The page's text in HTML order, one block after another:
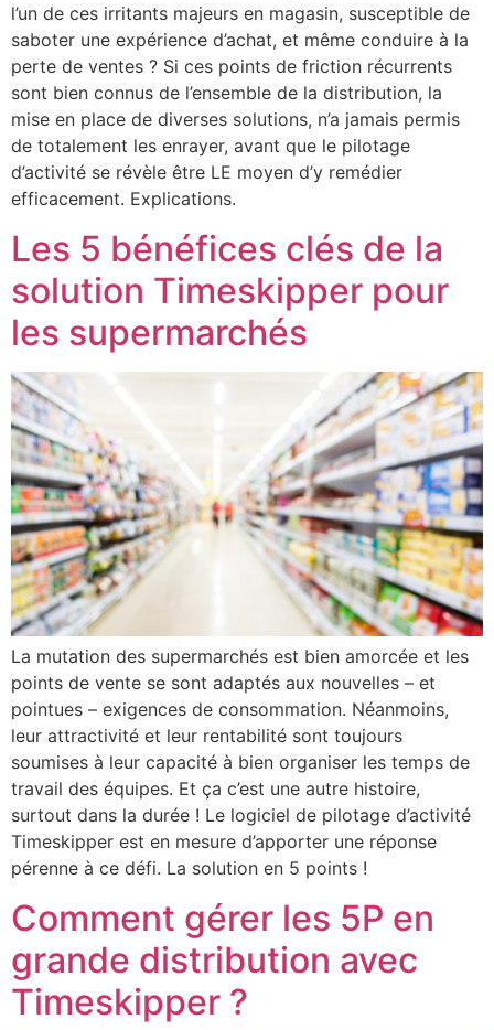
l’un de ces irritants majeurs en magasin, susceptible de
saboter une expérience d’achat, et même conduire à la
perte de ventes ? Si ces points de friction récurrents
sont bien connus de l’ensemble de la distribution, la
mise en place de diverses solutions, n’a jamais permis
de totalement les enrayer, avant que le pilotage
d’activité se révèle être LE moyen d’y remédier
efficacement. Explications.
Les 5 bénéfices clés de la
solution Timeskipper pour
les supermarchés
La mutation des supermarchés est bien amorcée et les
points de vente se sont adaptés aux nouvelles – et
pointues – exigences de consommation. Néanmoins,
leur attractivité et leur rentabilité sont toujours
soumises à leur capacité à bien organiser les temps de
travail des équipes. Et ça c’est une autre histoire,
surtout dans la durée ! Le logiciel de pilotage d’activité
Timeskipper est en mesure d’apporter une réponse
pérenne à ce défi. La solution en 5 points !
Comment gérer les 5P en
grande distribution avec
Timeskipper ?